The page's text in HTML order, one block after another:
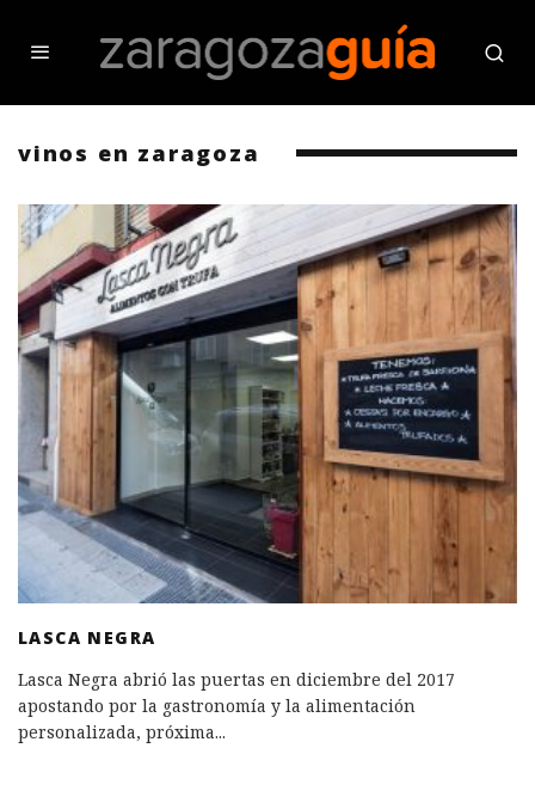
vinos en zaragoza
LASCA NEGRA
Lasca Negra abrió las puertas en diciembre del 2017
apostando por la gastronomía y la alimentación
personalizada, próxima...